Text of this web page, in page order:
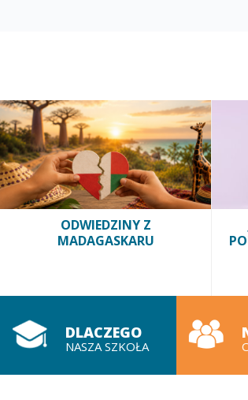
ODWIEDZINY Z
MADAGASKARU
DLACZEGO
NASZA SZKOŁA